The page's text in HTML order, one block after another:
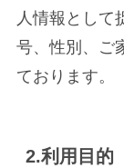
人情報として
号、性別、ご
ております。
2.利用目的